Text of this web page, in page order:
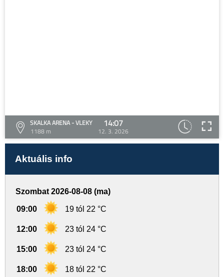
SKALKA ARENA - VLEKY
1188 m
14:07
12. 3. 2026
Aktuális info
Szombat 2026-08-08 (ma)
09:00 19 tól 22 °C
12:00 23 tól 24 °C
15:00 23 tól 24 °C
18:00 18 tól 22 °C